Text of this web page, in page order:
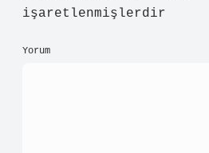
işaretlenmişlerdir
Yorum